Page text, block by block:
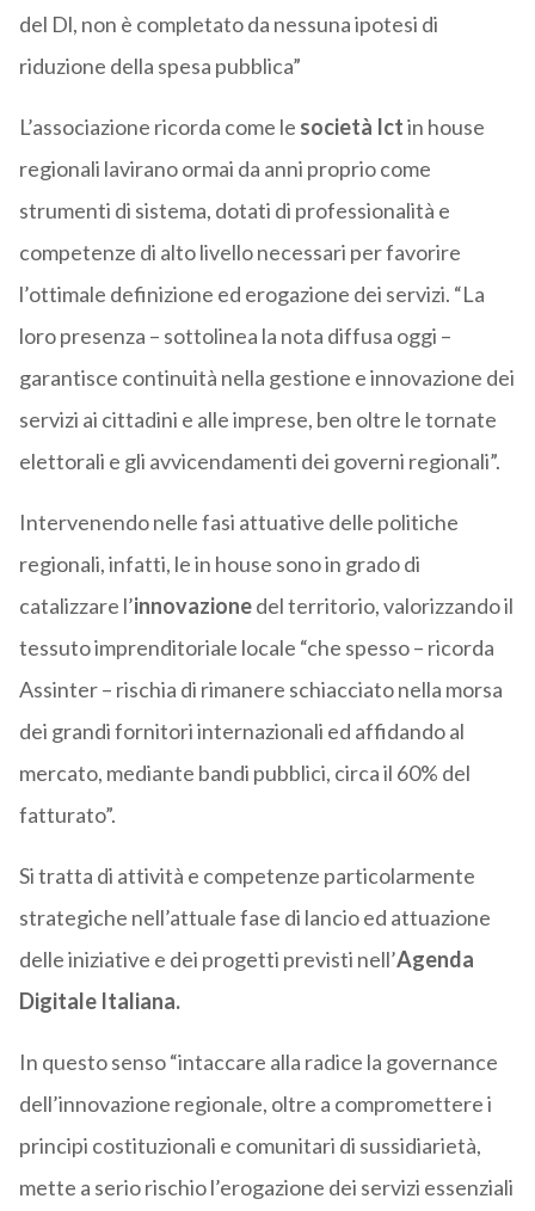
del Dl, non è completato da nessuna ipotesi di
riduzione della spesa pubblica”
L’associazione ricorda come le società Ictin house
regionali lavirano ormai da anni proprio come
strumenti di sistema, dotati di professionalità e
competenze di alto livello necessari per favorire
l’ottimale definizione ed erogazione dei servizi. “La
loro presenza – sottolinea la nota diffusa oggi –
garantisce continuità nella gestione e innovazione dei
servizi ai cittadini e alle imprese, ben oltre le tornate
elettorali e gli avvicendamenti dei governi regionali”.
Intervenendo nelle fasi attuative delle politiche
regionali, infatti, le in house sono in grado di
catalizzare l’innovazionedel territorio, valorizzando il
tessuto imprenditoriale locale “che spesso – ricorda
Assinter – rischia di rimanere schiacciato nella morsa
dei grandi fornitori internazionali ed affidando al
mercato, mediante bandi pubblici, circa il 60% del
fatturato”.
Si tratta di attività e competenze particolarmente
strategiche nell’attuale fase di lancio ed attuazione
delle iniziative e dei progetti previsti nell’Agenda
Digitale Italiana.
In questo senso “intaccare alla radice la governance
dell’innovazione regionale, oltre a compromettere i
principi costituzionali e comunitari di sussidiarietà,
mette a serio rischio l’erogazione dei servizi essenziali